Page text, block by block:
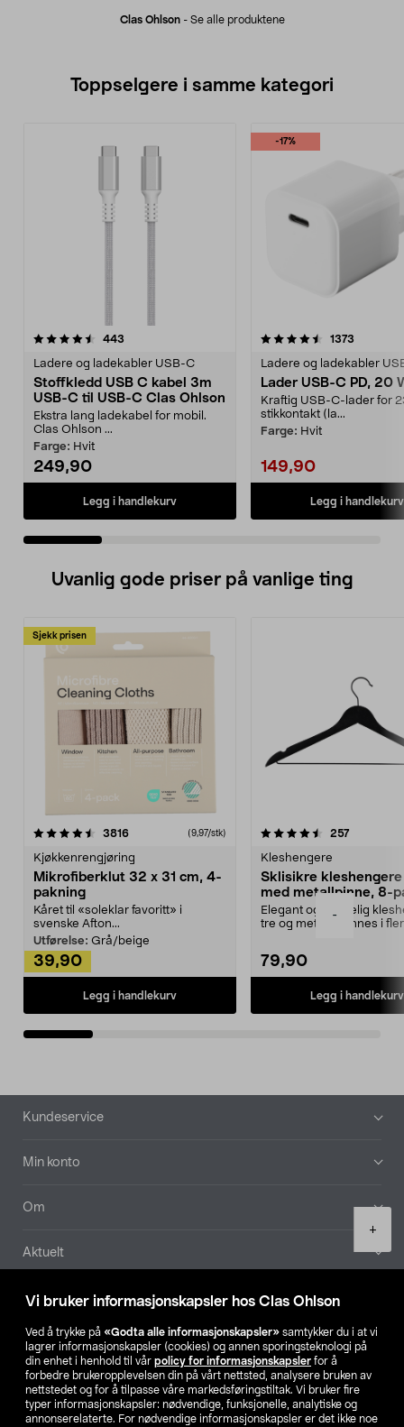
Vi bruker informasjonskapsler hos Clas Ohlson
Ved å trykke på «Godta alle informasjonskapsler» samtykker du i at vi
lagrer informasjonskapsler (cookies) og annen sporingsteknologi på
din enhet i henhold til vår policy for informasjonskapsler for å
forbedre brukeropplevelsen din på vårt nettsted, analysere bruken av
nettstedet og for å tilpasse våre markedsføringstiltak. Vi bruker fire
typer informasjonskapsler: nødvendige, funksjonelle, analytiske og
annonserelaterte. For nødvendige informasjonskapsler er det ikke noe
-
+
Clas Ohlson- Se alle produktene
Toppselgere i samme kategori
443
Ladere og ladekabler USB-C
Stoffkledd USB C kabel 3m
USB-C til USB-C Clas Ohlson
Ekstra lang ladekabel for mobil.
Clas Ohlson ...
Farge: Hvit
249,90
Legg i handlekurv
-17%
4.5 av 5 stjerner 1373
Ladere og ladekabler
Lader USB-C PD, 20
Kraftig USB-C-lader for
stikkontakt (la...
Farge: Hvit
149,90
Legg i handlekurv
4.5 av 5 stjerner
Uvanlig gode priser på vanlige ting
Sjekk prisen
3816anmeldelser(9,97/stk)
Kjøkkenrengjøring
Mikrofiberklut 32 x 31 cm, 4-
pakning
Kåret til «soleklar favoritt» i
svenske Afton...
Utførelse: Grå/beige
39,90
Legg i handlekurv
4.5av 5 stjerner 257
Kleshengere
Sklisikre
med metallpinne, 8-
Elegant og skikkelig
tre og metall – finnes i
79,90
Legg i handlekurv
4.5av 5 stjerner
Bunntekst
Kundeservice
Min konto
Om
Aktuelt
Våre selskaper
Finn din butikk
SE NO FI